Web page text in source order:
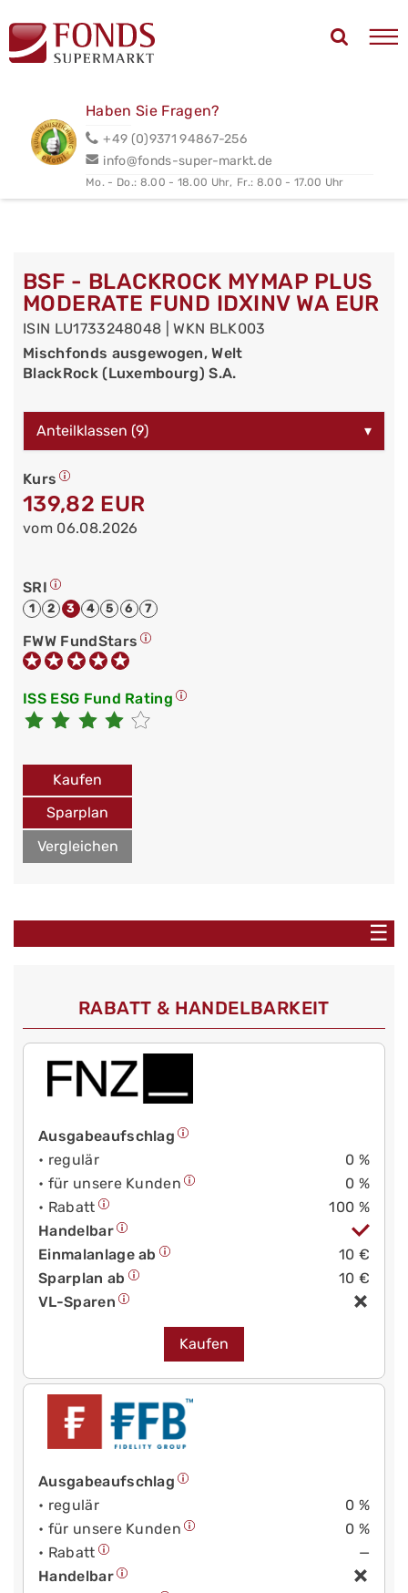
Haben Sie Fragen?
+49 (0)9371 94867-256
info@fonds-super-markt.de
Mo. - Do.: 8.00 - 18.00 Uhr, Fr.: 8.00 - 17.00 Uhr
BSF - BLACKROCK MYMAP PLUS
MODERATE FUND IDXINV WA EUR
ISIN LU1733248048 | WKN BLK003
Mischfonds ausgewogen, Welt
BlackRock (Luxembourg) S.A.
Anteilklassen (9) ▾
Kurs
139,82 EUR
vom 06.08.2026
SRI
1 2 3 4 5 6 7
FWW FundStars
ISS ESG Fund Rating
Kaufen
Sparplan
Vergleichen
☰
RABATT & HANDELBARKEIT
Ausgabeaufschlag
• regulär
0 %
• für unsere Kunden
0 %
• Rabatt
100 %
Handelbar
Einmalanlage ab
10 €
Sparplan ab
10 €
VL-Sparen
Kaufen
Ausgabeaufschlag
• regulär
0 %
• für unsere Kunden
0 %
• Rabatt
—
Handelbar